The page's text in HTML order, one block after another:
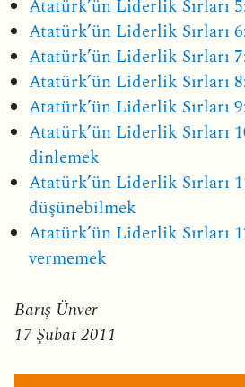
Atatürk’ün Liderlik Sırları
Atatürk’ün Liderlik Sırları
Atatürk’ün Liderlik Sırları
Atatürk’ün Liderlik Sırları
Atatürk’ün Liderlik Sırları
Atatürk’ün Liderlik Sırları
dinlemek
Atatürk’ün Liderlik Sırları
düşünebilmek
Atatürk’ün Liderlik Sırları
vermemek
Barış Ünver
17 Şubat 2011